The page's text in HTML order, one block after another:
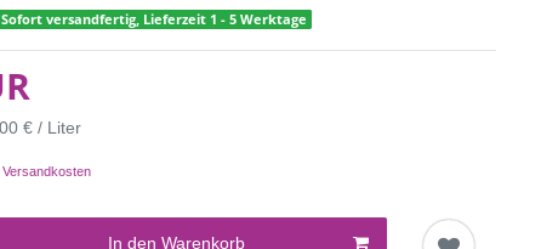
Sofort versandfertig, Lieferzeit 1 - 5 Werktage
€ / Liter
Versandkosten
In den Warenkorb